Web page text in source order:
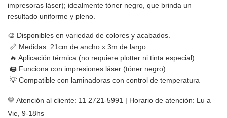
impresoras láser); idealmente tóner negro, que brinda un
resultado uniforme y pleno.
🎨 Disponibles en variedad de colores y acabados.
📏 Medidas: 21cm de ancho x 3m de largo
🔥 Aplicación térmica (no requiere plotter ni tinta especial)
🖨️ Funciona con impresiones láser (tóner negro)
💡 Compatible con laminadoras con control de temperatura
💛 Atención al cliente: 11 2721-5991 | Horario de atención: Lu a
Vie, 9-18hs